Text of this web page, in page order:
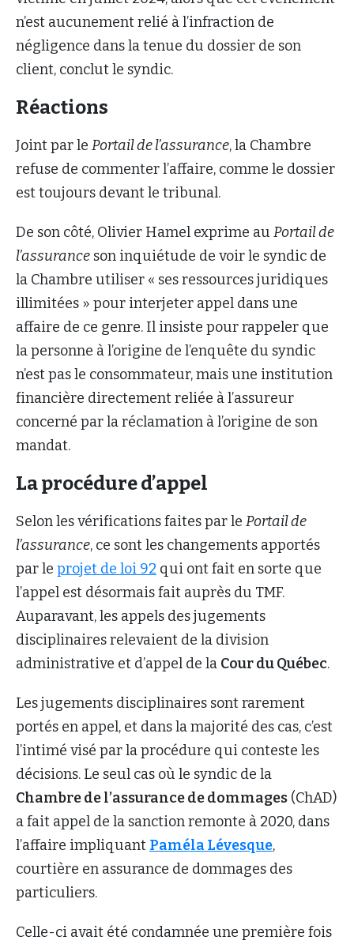
n’est aucunement relié à l’infraction de
négligence dans la tenue du dossier de son
client, conclut le syndic.
Réactions
Joint par le Portail de l’assurance, la Chambre
refuse de commenter l’affaire, comme le dossier
est toujours devant le tribunal.
De son côté, Olivier Hamel exprime au Portail de
l’assurance son inquiétude de voir le syndic de
la Chambre utiliser « ses ressources juridiques
illimitées » pour interjeter appel dans une
affaire de ce genre. Il insiste pour rappeler que
la personne à l’origine de l’enquête du syndic
n’est pas le consommateur, mais une institution
financière directement reliée à l’assureur
concerné par la réclamation à l’origine de son
mandat.
La procédure d’appel
Selon les vérifications faites par le Portail de
l’assurance, ce sont les changements apportés
par le projet de loi 92 qui ont fait en sorte que
l’appel est désormais fait auprès du TMF.
Auparavant, les appels des jugements
disciplinaires relevaient de la division
administrative et d’appel de la Cour du Québec.
Les jugements disciplinaires sont rarement
portés en appel, et dans la majorité des cas, c’est
l’intimé visé par la procédure qui conteste les
décisions. Le seul cas où le syndic de la
Chambre de l’assurance de dommages (ChAD)
a fait appel de la sanction remonte à 2020, dans
l’affaire impliquant Paméla Lévesque,
courtière en assurance de dommages des
particuliers.
Celle-ci avait été condamnée une première fois